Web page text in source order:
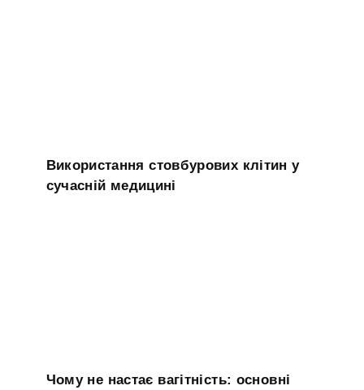
Використання стовбурових клітин у
сучасній медицині
Чому не настає вагітність: основні